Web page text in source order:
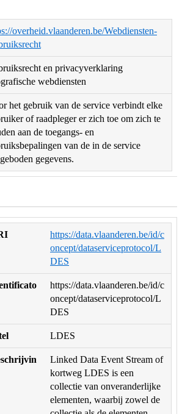
overheid.vlaanderen.be/Webdiensten-
en privacyverklaring
webdiensten
het gebruik van de service verbindt elke
of raadpleger er zich toe om zich te
aan de toegangs- en
van de in de service
gegevens.
https://data.vlaanderen.be/id/c
oncept/dataserviceprotocol/L
DES
https://data.vlaanderen.be/id/c
oncept/dataserviceprotocol/L
DES
LDES
Linked Data Event Stream of
kortweg LDES is een
collectie van onveranderlijke
elementen, waarbij zowel de